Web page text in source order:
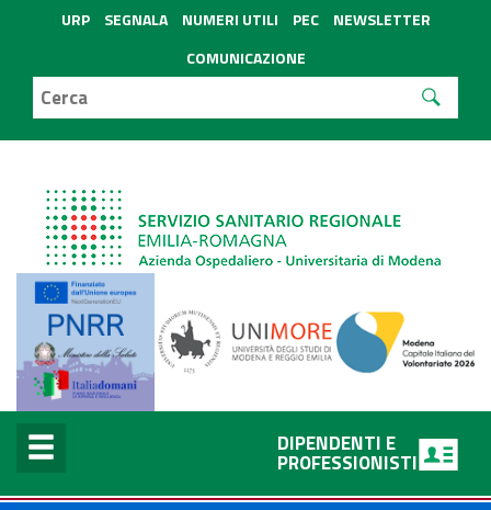
URP SEGNALA NUMERI UTILI PEC
NEWSLETTER
COMUNICAZIONE
DIPENDENTI E
PROFESSIONISTI